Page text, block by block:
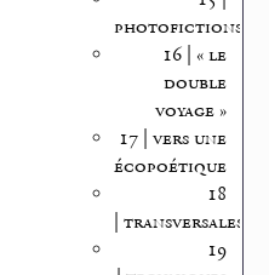
photofictions
16 | « le
double
voyage »
17 | vers une
écopoétique
18
| transversales
19